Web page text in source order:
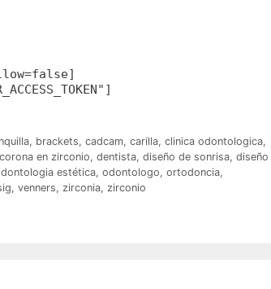
, brackets, cadcam, carilla, clinica odontologica,
corona en zirconio, dentista, diseño de sonrisa, diseño
estética, odontologo, ortodoncia,
, venners, zirconia, zirconio